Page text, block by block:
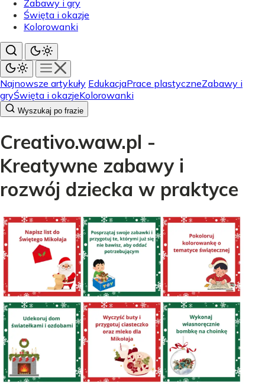
Zabawy i gry
Święta i okazje
Kolorowanki
Najnowsze artykuły EdukacjaPrace plastyczneZabawy i
gryŚwięta i okazjeKolorowanki
Wyszukaj po frazie
Creativo.waw.pl -
Kreatywne zabawy i
rozwój dziecka w praktyce